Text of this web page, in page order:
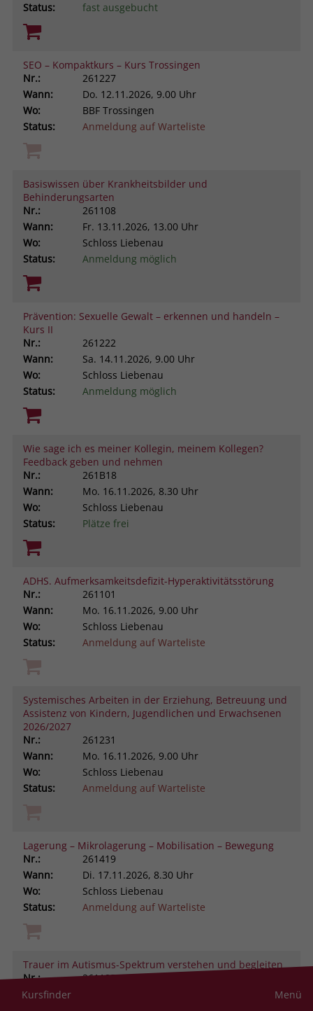
Status:
fast ausgebucht
SEO – Kompaktkurs – Kurs Trossingen
Nr.:
261227
Wann:
Do. 12.11.2026, 9.00 Uhr
Wo:
BBF Trossingen
Status:
Anmeldung auf Warteliste
Basiswissen über Krankheitsbilder und
Behinderungsarten
Nr.:
261108
Wann:
Fr. 13.11.2026, 13.00 Uhr
Wo:
Schloss Liebenau
Status:
Anmeldung möglich
Prävention: Sexuelle Gewalt – erkennen und handeln –
Kurs II
Nr.:
261222
Wann:
Sa. 14.11.2026, 9.00 Uhr
Wo:
Schloss Liebenau
Status:
Anmeldung möglich
Wie sage ich es meiner Kollegin, meinem Kollegen?
Feedback geben und nehmen
Nr.:
261B18
Wann:
Mo. 16.11.2026, 8.30 Uhr
Wo:
Schloss Liebenau
Status:
Plätze frei
ADHS. Aufmerksamkeitsdefizit-Hyperaktivitätsstörung
Nr.:
261101
Wann:
Mo. 16.11.2026, 9.00 Uhr
Wo:
Schloss Liebenau
Status:
Anmeldung auf Warteliste
Systemisches Arbeiten in der Erziehung, Betreuung und
Assistenz von Kindern, Jugendlichen und Erwachsenen
2026/2027
Nr.:
261231
Wann:
Mo. 16.11.2026, 9.00 Uhr
Wo:
Schloss Liebenau
Status:
Anmeldung auf Warteliste
Lagerung – Mikrolagerung – Mobilisation – Bewegung
Nr.:
261419
Wann:
Di. 17.11.2026, 8.30 Uhr
Wo:
Schloss Liebenau
Status:
Anmeldung auf Warteliste
Trauer im Autismus-Spektrum verstehen und begleiten
Nr.:
261105
Wann:
Kursfinder Menü